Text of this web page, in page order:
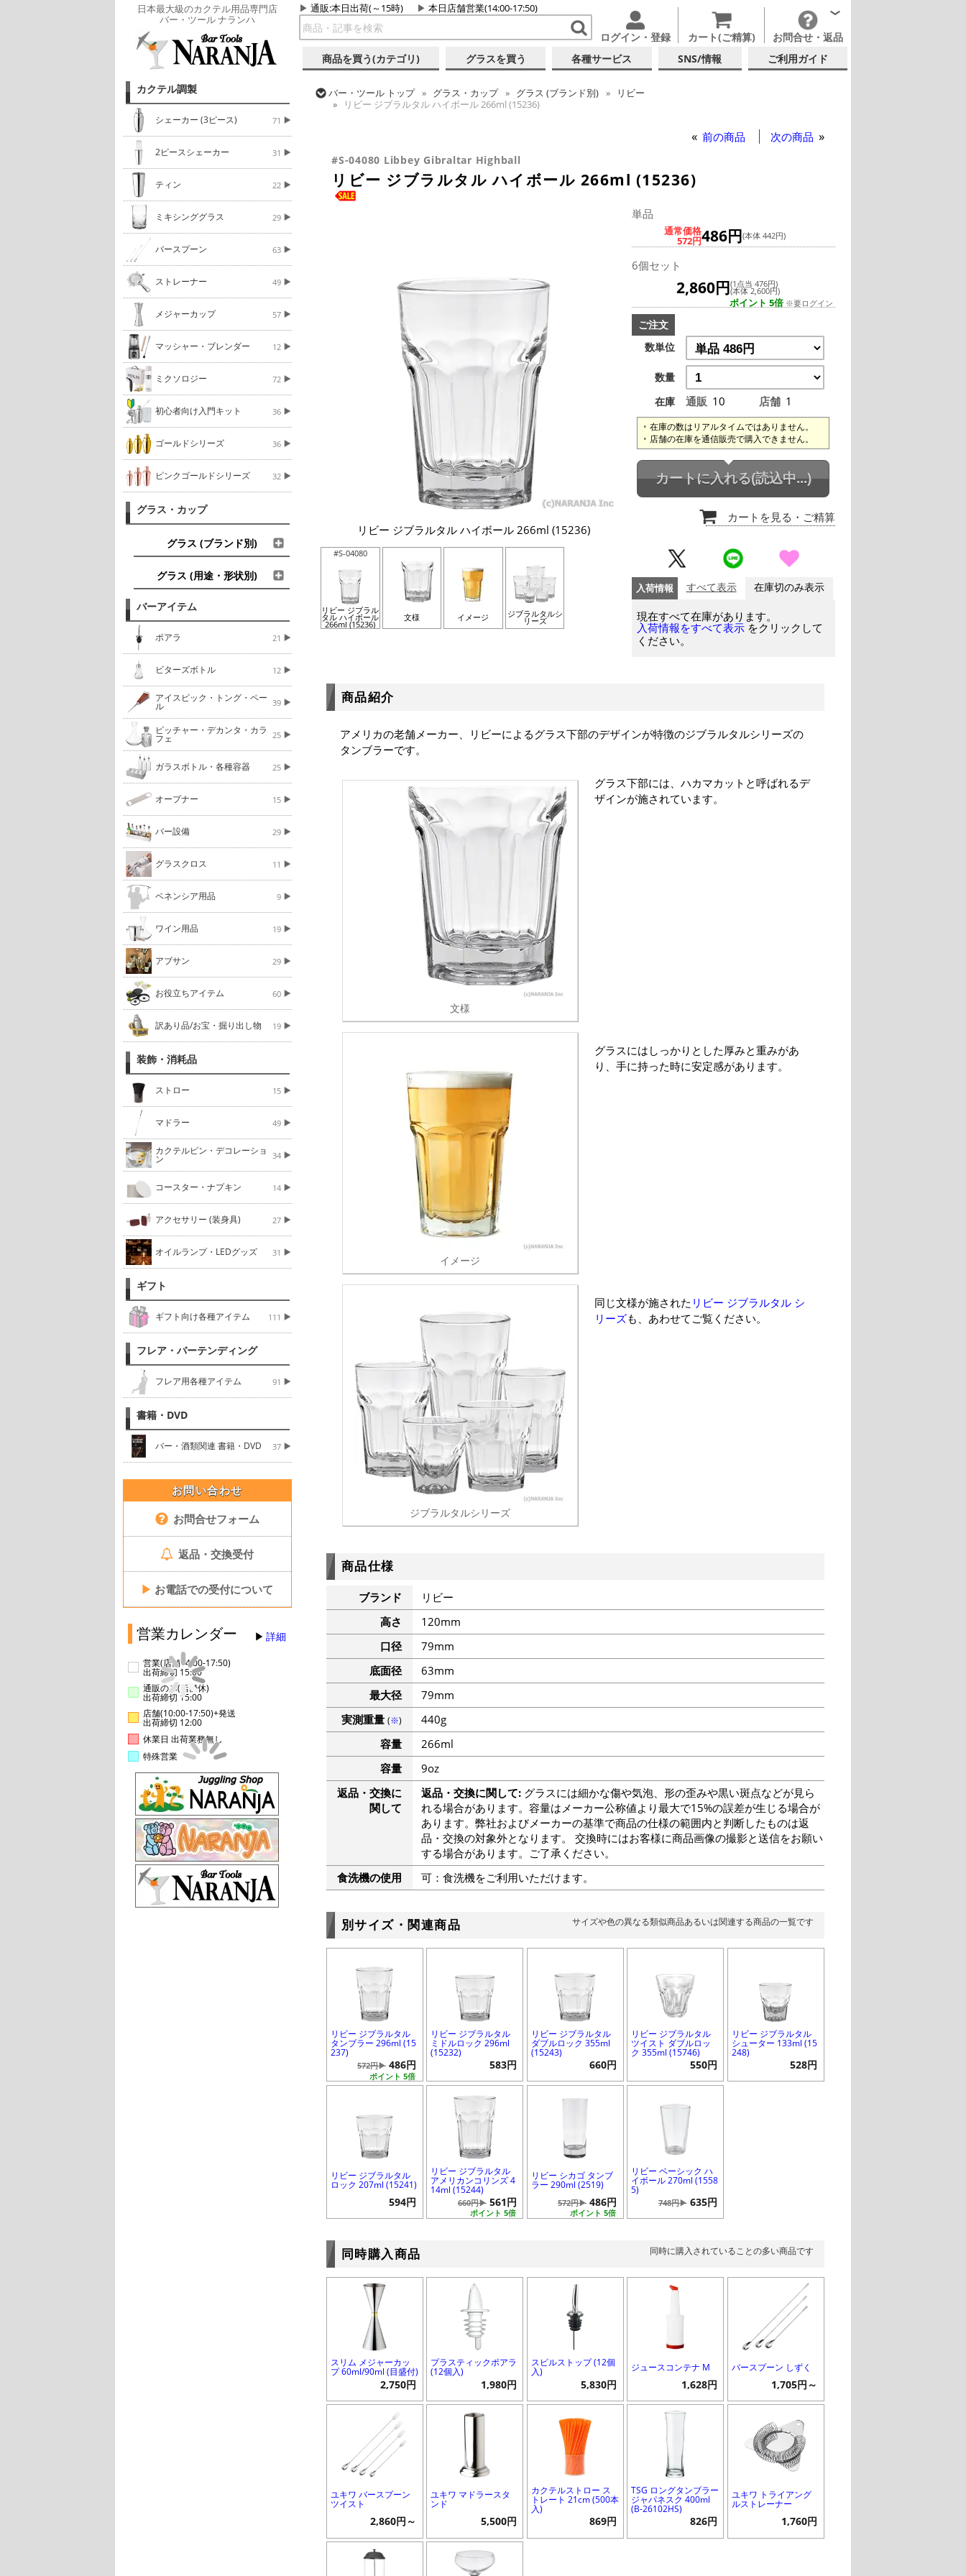
日本最大級のカクテル用品専門店
バー・ツール ナランハ
通販:本日出荷(～15時) 本日店舗営業(14:00-17:50)
ログイン・登録 カート(ご精算) お問合せ・返品
商品を買う(カテゴリ) グラスを買う 各種サービス SNS/情報 ご利用ガイド
カクテル調製
シェーカー (3ピース) 71
2ピースシェーカー 31
ティン 22
ミキシンググラス 29
バースプーン 63
ストレーナー 49
メジャーカップ 57
マッシャー・ブレンダー 12
ミクソロジー 72
初心者向け入門キット 36
ゴールドシリーズ 36
ピンクゴールドシリーズ 32
グラス・カップ
グラス (ブランド別)
グラス (用途・形状別)
バーアイテム
ポアラ 21
ビターズボトル 12
アイスピック・トング・ペー
ル 39
ピッチャー・デカンタ・カラ
フェ 25
ガラスボトル・各種容器 25
オープナー 15
バー設備 29
グラスクロス 11
ベネンシア用品 9
ワイン用品 19
アブサン 29
お役立ちアイテム 60
訳あり品/お宝・掘り出し物 19
装飾・消耗品
ストロー 15
マドラー 49
カクテルピン・デコレーショ
ン 34
コースター・ナプキン 14
アクセサリー (装身具) 27
オイルランプ・LEDグッズ 31
ギフト
ギフト向け各種アイテム 111
フレア・バーテンディング
フレア用各種アイテム 91
書籍・DVD
バー・酒類関連 書籍・DVD 37
お問い合わせ
お問合せフォーム
返品・交換受付
▶ お電話での受付について
営業カレンダー 詳細
営業(店舗14:00-17:50)
出荷締切 15:00
通販のみ(店舗休)
出荷締切 15:00
店舗(10:00-17:50)+発送
出荷締切 12:00
休業日 出荷業務無し
特殊営業
バー・ツール トップ グラス・カップ グラス (ブランド別)
リビー
リビー ジブラルタル ハイボール 266ml (15236)
前の商品 次の商品
#S-04080 Libbey Gibraltar Highball
リビー ジブラルタル ハイボール 266ml (15236)
リビー ジブラルタル ハイボール 266ml (15236)
#S-04080
リビー ジブラル
タル ハイボール
266ml (15236)
文様 イメージ ジブラルタルシ
リーズ
単品
通常価格
572円486円(本体 442円)
6個セット
2,860円(1点当 476円)
(本体 2,600円)
ポイント 5倍 ※要ログイン
ご注文
数単位
数量
在庫
通販 10 店舗 1
在庫の数はリアルタイムではありません。
店舗の在庫を通信販売で購入できません。
カートに入れる(読込中...)
カートを見る ・ご精算
入荷情報 すべて表示 在庫切のみ表示
現在すべて在庫があります。
入荷情報をすべて表示 をクリックして
ください。
商品紹介
アメリカの老舗メーカー、リビーによるグラス下部のデザインが特徴のジブラルタルシリーズの
タンブラーです。
文様
グラス下部には、ハカマカットと呼ばれるデ
ザインが施されています。
イメージ
グラスにはしっかりとした厚みと重みがあ
り、手に持った時に安定感があります。
ジブラルタルシリーズ
同じ文様が施された リビー ジブラルタル シ
リーズも、あわせてご覧ください。
商品仕様
ブランド
リビー
高さ
120mm
口径
79mm
底面径
63mm
最大径
79mm
実測重量 (※)
440g
容量
266ml
容量
9oz
返品・交換に
関して
返品・交換に関して:グラスには細かな傷や気泡、形の歪みや黒い斑点などが見ら
れる場合があります。容量はメーカー公称値より最大で15%の誤差が生じる場合が
あります。弊社およびメーカーの基準で商品の仕様の範囲内と判断したものは返
品・交換の対象外となります。 交換時にはお客様に商品画像の撮影と送信をお願い
する場合があります。ご了承ください。
食洗機の使用
可：食洗機をご利用いただけます。
別サイズ・関連商品 サイズや色の異なる類似商品あるいは関連する商品の一覧です
リビー ジブラルタル
タンブラー 296ml (15
237)
ポイント 5倍
572円▶ 486円
リビー ジブラルタル
ミドルロック 296ml
(15232)
583円
リビー ジブラルタル
ダブルロック 355ml
(15243)
660円
リビー ジブラルタル
ツイスト ダブルロッ
ク 355ml (15746)
550円
リビー ジブラルタル
シューター 133ml (15
248)
528円
リビー ジブラルタル
ロック 207ml (15241)
594円
リビー ジブラルタル
アメリカンコリンズ 4
14ml (15244)
ポイント 5倍
660円▶ 561円
リビー シカゴ タンブ
ラー 290ml (2519)
ポイント 5倍
572円▶ 486円
リビー ベーシック ハ
イボール 270ml (1558
5)
748円▶ 635円
同時購入商品 同時に購入されていることの多い商品です
スリム メジャーカッ
プ 60ml/90ml (目盛付)
2,750円
プラスティックポアラ
(12個入)
1,980円
スピルストップ (12個
入)
5,830円
ジュースコンテナ M
1,628円
バースプーン しずく
1,705円～
ユキワ バースプーン
ツイスト
2,860円～
ユキワ マドラースタ
ンド
5,500円
カクテルストロー ス
トレート 21cm (500本
入)
869円
TSG ロングタンブラー
ジャパネスク 400ml
(B-26102HS)
826円
ユキワ トライアング
ルストレーナー
1,760円